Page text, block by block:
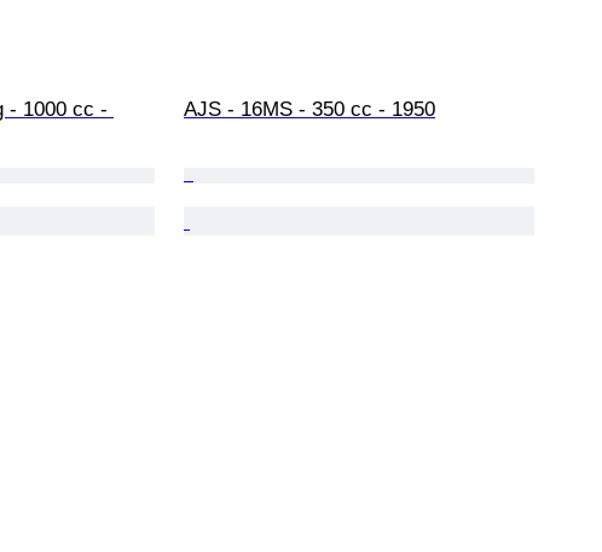
- 1000 cc -
AJS - 16MS - 350 cc - 1950